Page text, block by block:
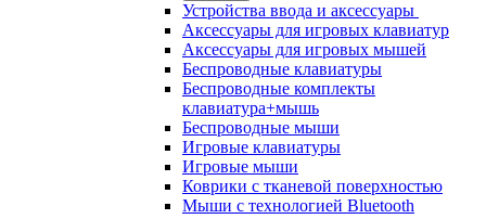
Устройства ввода и аксессуары
Аксессуары для игровых клавиатур
Аксессуары для игровых мышей
Беспроводные клавиатуры
Беспроводные комплекты
клавиатура+мышь
Беспроводные мыши
Игровые клавиатуры
Игровые мыши
Коврики с тканевой поверхностью
Мыши с технологией Bluetooth